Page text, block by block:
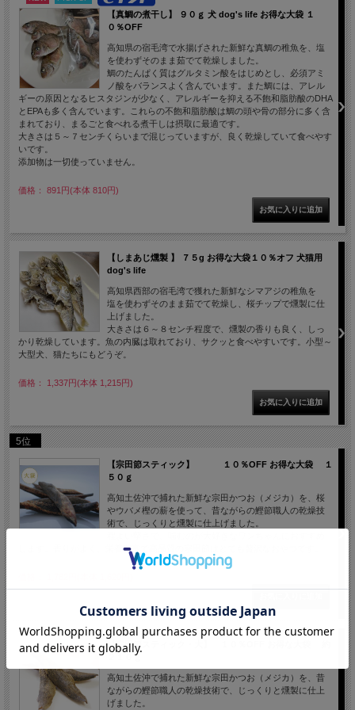
【真鯛の煮干し】 ９０ｇ 犬 dog's life お得な大袋 １
０％OFF
高知県の宿毛湾で水揚げされた新鮮な真鯛の稚魚を、塩
を使わずそのまま茹でて乾燥しました。
鯛のたんぱく質はグルタミン酸をはじめとし、必須アミ
ノ酸をバランスよく含んでいます。また鯛には、アレル
ギーの原因となるヒスタジンが少なく、アレルギーを抑える不飽和脂肪酸のDHA
とEPAも多く含んでいます。これらの不飽和脂肪酸は鯛の頭や骨の部分に多く含
まれており、まるごと食べれる煮干しは摂取に最適です。
大きさは５～７センチくらいまで混じっていますが、良く乾燥していて食べやす
いです。
添加物は一切使っていません。
価格： 891円(本体 810円)
【しまあじ燻製 】 ７５g お得な大袋１０％オフ 犬猫用
dog's life
高知県西部の宿毛湾で獲れた新鮮なシマアジの稚魚を
塩を使わずそのまま茹でて乾燥し、桜チップで燻製に仕
上げました。
大きさは６～８センチ程度で、燻製の香りも良く、しっ
かり乾燥しています。魚の内臓は取れており、サクッと食べやすいです。小型～
大型犬、猫たちにもどうぞ。
価格： 1,337円(本体 1,215円)
5位
【宗田節スティック】 １０％OFF お得な大袋 １
５０ｇ
高知土佐沖で捕れた新鮮な宗田かつお（メジカ）を、桜
やウバメ樫の薪を使って、昔ながらの鰹節職人の乾燥技
術で、じっくりと燻製に仕上げました。
します。香りがよく、栄養豊富で高品質の宗田節はとても贅沢なおやつです。
【宗田節スティック・大】 １０％OFF お得な大袋 約
２１０ｇ
高知土佐沖で捕れた新鮮な宗田かつお（メジカ）を、昔
ながらの鰹節職人の乾燥技術で、じっくりと燻製に仕上
げました。